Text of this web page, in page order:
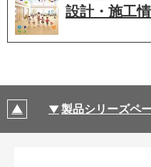
設計・施工
製品シリーズペ